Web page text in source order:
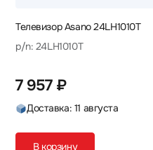
Телевизор Asano 24LH1010T
p/n: 24LH1010T
7 957 ₽
Доставка: 11 августа
В корзину